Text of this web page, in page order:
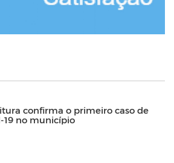
confirma o primeiro caso de
19 no município